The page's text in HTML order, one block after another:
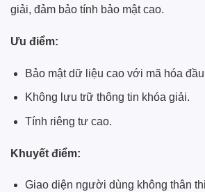
giải, đảm bảo tính bảo mật cao.
Ưu điểm:
Bảo mật dữ liệu cao với mã hóa
Không lưu trữ thông tin khóa giải.
Tính riêng tư cao.
Khuyết điểm:
Giao diện người dùng không thân